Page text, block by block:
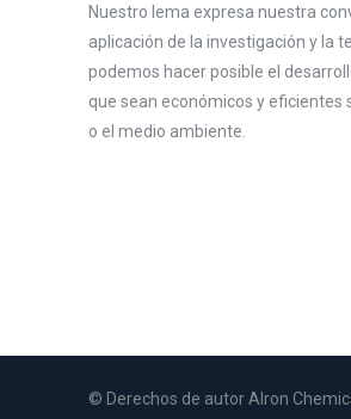
Nuestro lema expresa nuestra
aplicación de la investigación y la
podemos hacer posible el
que sean económicos y eficientes
o el medio ambiente.
© Derechos de autor Alron